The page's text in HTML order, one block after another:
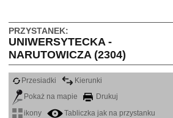
PRZYSTANEK:
UNIWERSYTECKA -
NARUTOWICZA (2304)
Przesiadki
Kierunki
Pokaż na mapie
Drukuj
ikony
Tabliczka jak na przystanku